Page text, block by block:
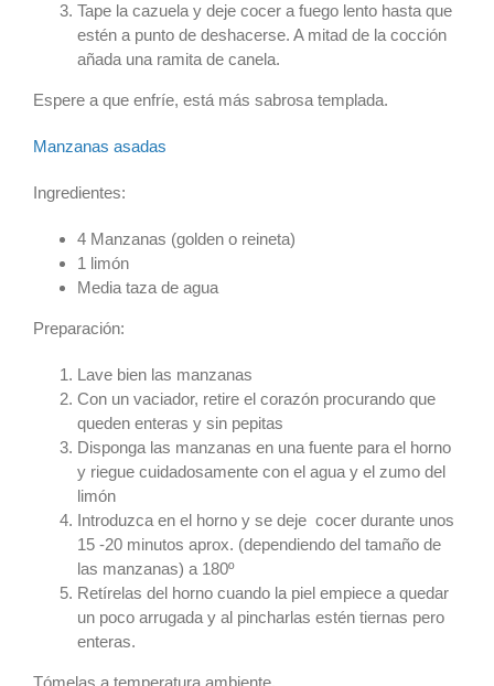
Tape la cazuela y deje cocer a fuego lento hasta que
estén a punto de deshacerse. A mitad de la cocción
añada una ramita de canela.
Espere a que enfríe, está más sabrosa templada.
Manzanas asadas
Ingredientes:
4 Manzanas (golden o reineta)
1 limón
Media taza de agua
Preparación:
Lave bien las manzanas
Con un vaciador, retire el corazón procurando que
queden enteras y sin pepitas
Disponga las manzanas en una fuente para el horno
y riegue cuidadosamente con el agua y el zumo del
limón
Introduzca en el horno y se deje cocer durante unos
15 -20 minutos aprox. (dependiendo del tamaño de
las manzanas) a 180º
Retírelas del horno cuando la piel empiece a quedar
un poco arrugada y al pincharlas estén tiernas pero
enteras.